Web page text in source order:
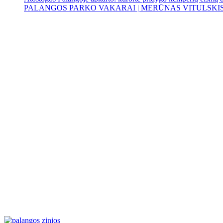
PALANGOS PARKO VAKARAI | MERŪNAS